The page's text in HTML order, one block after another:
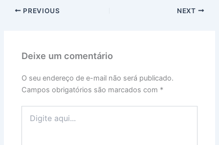
PREVIOUS NEXT
Deixe um comentário
O seu endereço de e-mail não será publicado.
Campos obrigatórios são marcados com *
aqui...